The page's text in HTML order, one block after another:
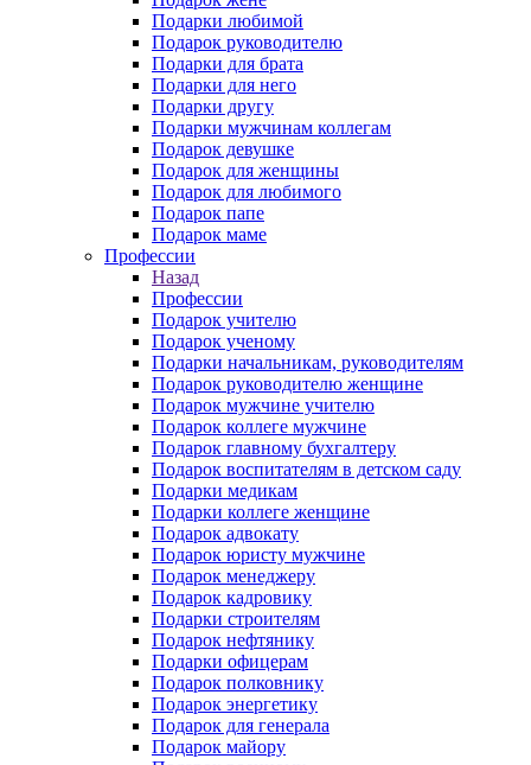
Подарки любимой
Подарок руководителю
Подарки для брата
Подарки для него
Подарки другу
Подарки мужчинам коллегам
Подарок девушке
Подарок для женщины
Подарок для любимого
Подарок папе
Подарок маме
Профессии
Назад
Профессии
Подарок учителю
Подарок ученому
Подарки начальникам, руководителям
Подарок руководителю женщине
Подарок мужчине учителю
Подарок коллеге мужчине
Подарок главному бухгалтеру
Подарок воспитателям в детском саду
Подарки медикам
Подарки коллеге женщине
Подарок адвокату
Подарок юристу мужчине
Подарок менеджеру
Подарок кадровику
Подарки строителям
Подарок нефтянику
Подарки офицерам
Подарок полковнику
Подарок энергетику
Подарок для генерала
Подарок майору